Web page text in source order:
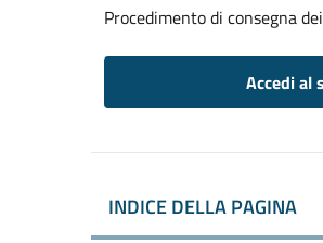
Procedimento di consegna
Accedi al
INDICE DELLA PAGINA